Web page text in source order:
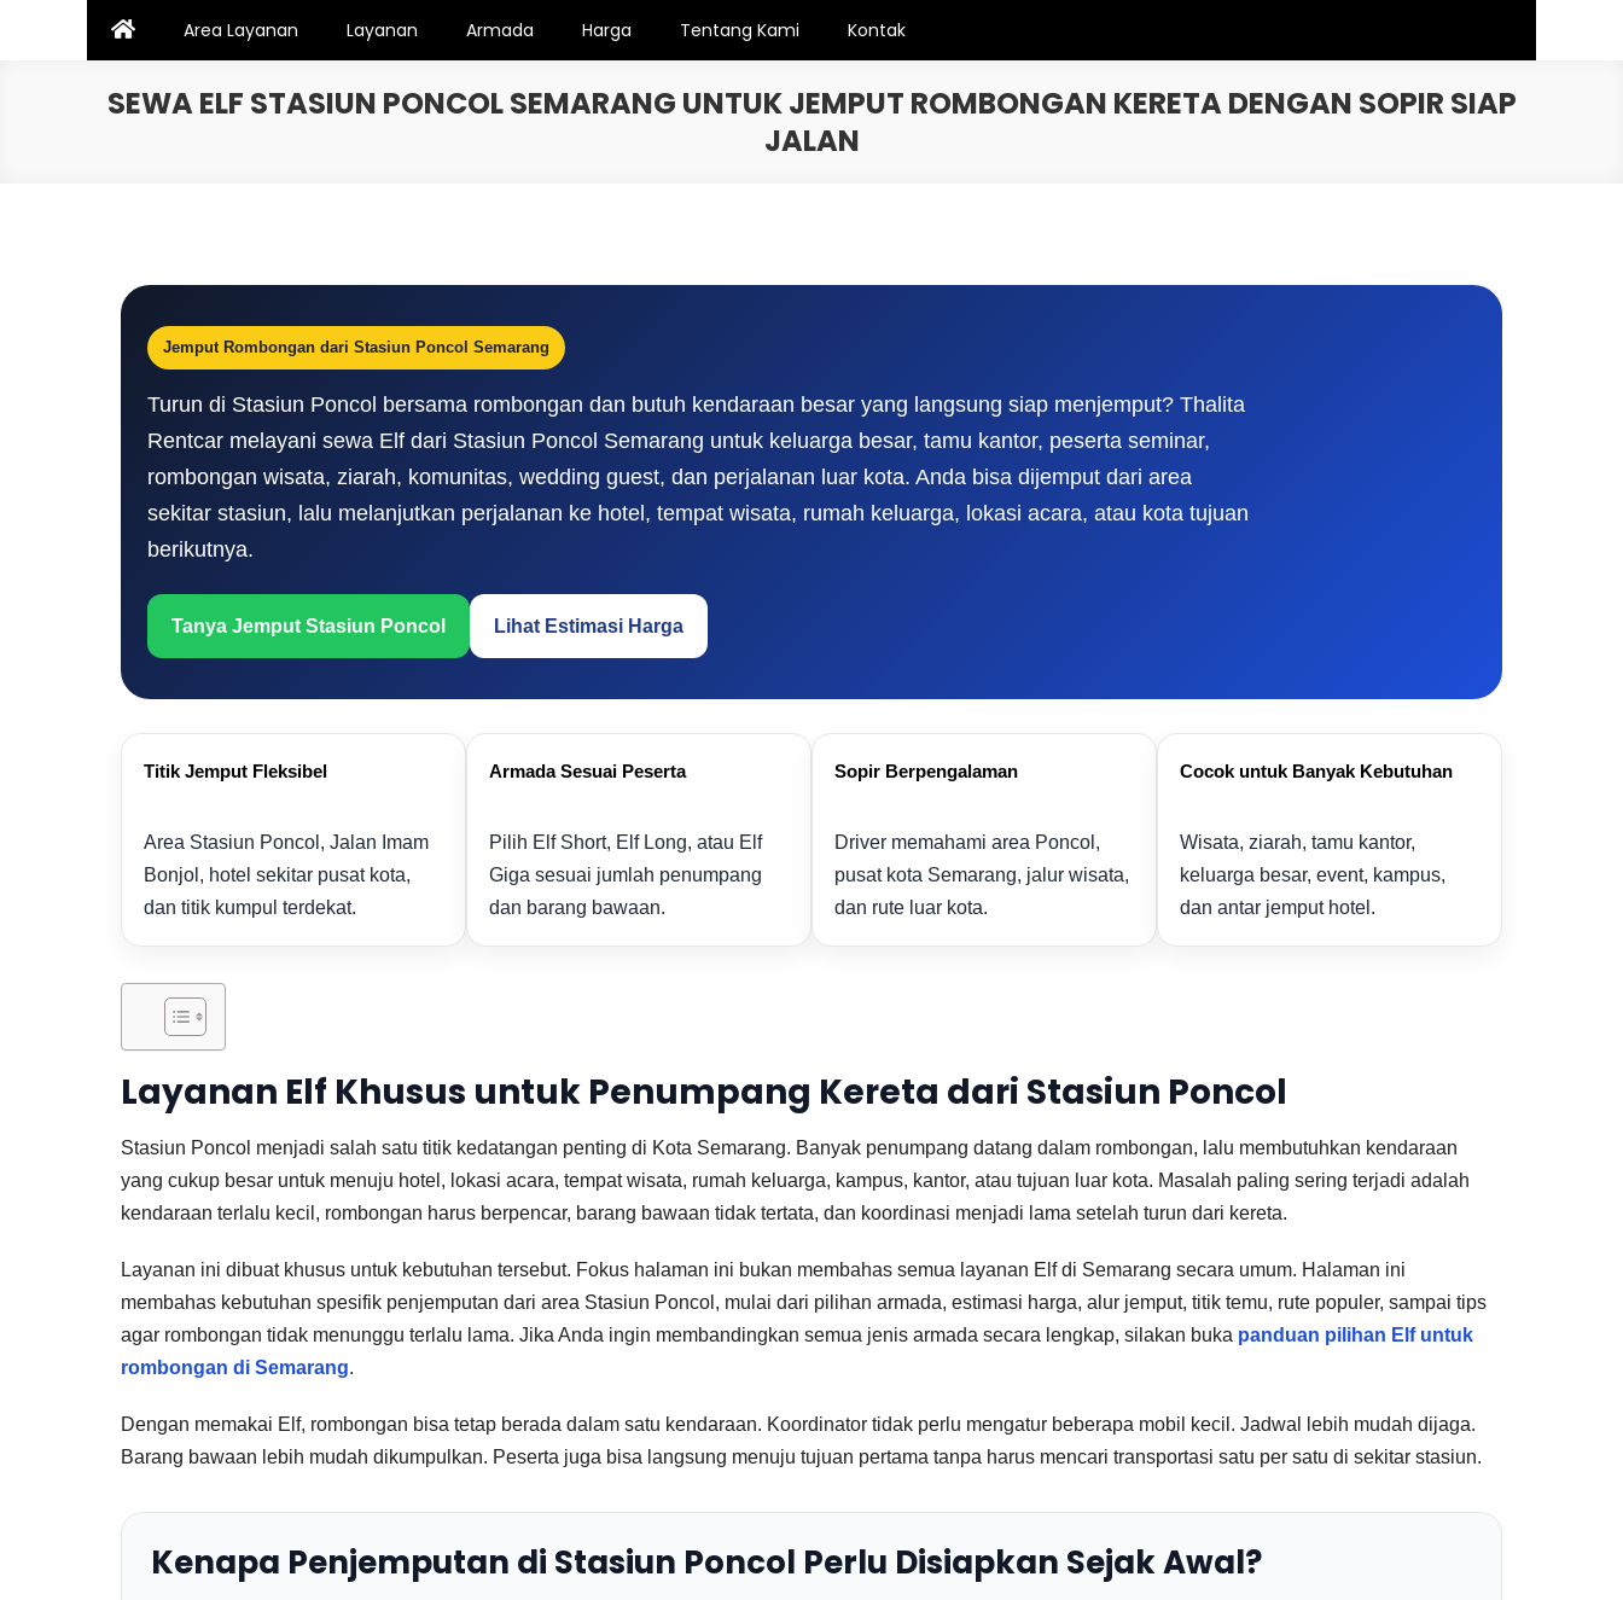
Area Layanan Layanan Armada Harga Tentang Kami Kontak
SEWA ELF STASIUN PONCOL SEMARANG UNTUK JEMPUT ROMBONGAN KERETA DENGAN SOPIR SIAP
JALAN
Jemput Rombongan dari Stasiun Poncol Semarang
Turun di Stasiun Poncol bersama rombongan dan butuh kendaraan besar yang langsung siap menjemput? Thalita
Rentcar melayani sewa Elf dari Stasiun Poncol Semarang untuk keluarga besar, tamu kantor, peserta seminar,
rombongan wisata, ziarah, komunitas, wedding guest, dan perjalanan luar kota. Anda bisa dijemput dari area
sekitar stasiun, lalu melanjutkan perjalanan ke hotel, tempat wisata, rumah keluarga, lokasi acara, atau kota tujuan
berikutnya.
Tanya Jemput Stasiun Poncol Lihat Estimasi Harga
Titik Jemput Fleksibel
Area Stasiun Poncol, Jalan Imam
Bonjol, hotel sekitar pusat kota,
dan titik kumpul terdekat.
Armada Sesuai Peserta
Pilih Elf Short, Elf Long, atau Elf
Giga sesuai jumlah penumpang
dan barang bawaan.
Sopir Berpengalaman
Driver memahami area Poncol,
pusat kota Semarang, jalur wisata,
dan rute luar kota.
Cocok untuk Banyak Kebutuhan
Wisata, ziarah, tamu kantor,
keluarga besar, event, kampus,
dan antar jemput hotel.
Layanan Elf Khusus untuk Penumpang Kereta dari Stasiun Poncol
Stasiun Poncol menjadi salah satu titik kedatangan penting di Kota Semarang. Banyak penumpang datang dalam rombongan, lalu membutuhkan kendaraan
yang cukup besar untuk menuju hotel, lokasi acara, tempat wisata, rumah keluarga, kampus, kantor, atau tujuan luar kota. Masalah paling sering terjadi adalah
kendaraan terlalu kecil, rombongan harus berpencar, barang bawaan tidak tertata, dan koordinasi menjadi lama setelah turun dari kereta.
Layanan ini dibuat khusus untuk kebutuhan tersebut. Fokus halaman ini bukan membahas semua layanan Elf di Semarang secara umum. Halaman ini
membahas kebutuhan spesifik penjemputan dari area Stasiun Poncol, mulai dari pilihan armada, estimasi harga, alur jemput, titik temu, rute populer, sampai tips
agar rombongan tidak menunggu terlalu lama. Jika Anda ingin membandingkan semua jenis armada secara lengkap, silakan buka panduan pilihan Elf untuk
rombongan di Semarang.
Dengan memakai Elf, rombongan bisa tetap berada dalam satu kendaraan. Koordinator tidak perlu mengatur beberapa mobil kecil. Jadwal lebih mudah dijaga.
Barang bawaan lebih mudah dikumpulkan. Peserta juga bisa langsung menuju tujuan pertama tanpa harus mencari transportasi satu per satu di sekitar stasiun.
Kenapa Penjemputan di Stasiun Poncol Perlu Disiapkan Sejak Awal?